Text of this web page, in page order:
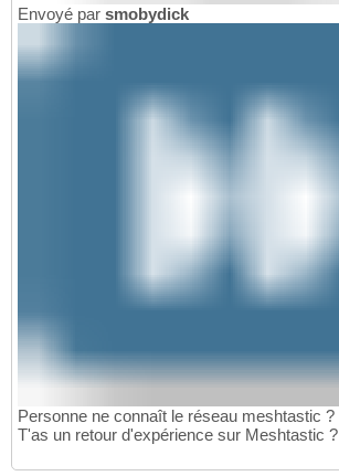
Envoyé par smobydick
Personne ne connaît le réseau meshtastic ?
T'as un retour d'expérience sur Meshtastic ?